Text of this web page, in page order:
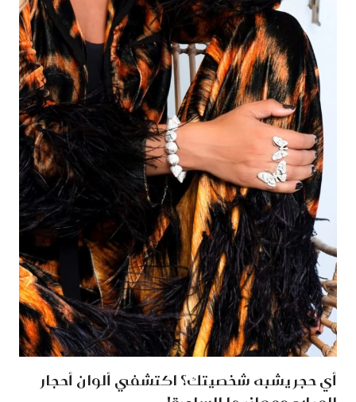
أي حجر يشبه شخصيتك؟ اكتشفي ألوان أحجار